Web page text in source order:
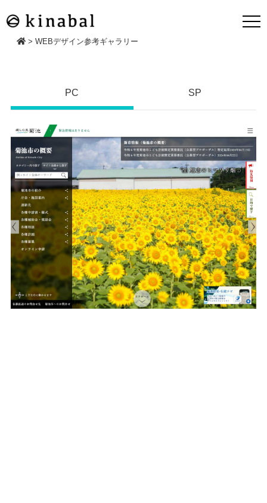
> WEBデザイン参考ギャラリー
PC SP